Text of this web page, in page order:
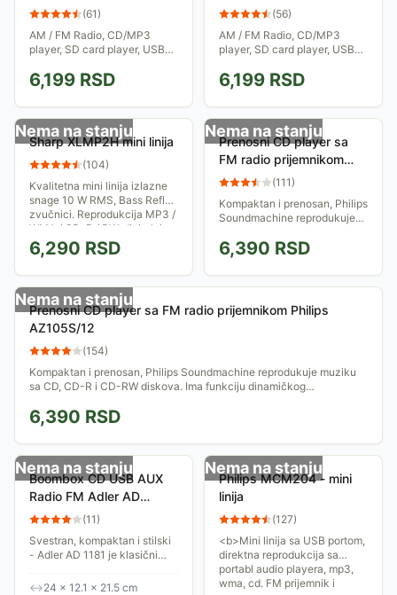
silver
(61)
AM / FM Radio, CD/MP3
player, SD card player, USB
omiljenoj muzici onako kako
vam najviše odgovara.
6,199 RSD
Red
(56)
AM / FM Radio, CD/MP3
player, SD card player, USB
omiljenoj muzici onako kako
vam najviše odgovara.
6,199 RSD
Nema na stanju
Sharp XLMP2H mini linija
(104)
Kvalitetna mini linija izlazne
snage 10 W RMS, Bass Reflex
zvučnici. Reprodukcija MP3 /
WMA / CD-R / RW, digitalni
radio prijemnik, kasetofon.
6,290 RSD
Nema na stanju
Prenosni CD player sa
FM radio prijemnikom
Philips AZ105B/12
(111)
Kompaktan i prenosan, Philips
Soundmachine reprodukuje
diskova. Ima funkciju
dinamičkog pojačavanja
basova, mogućnost...
6,390 RSD
Nema na stanju
Prenosni CD player sa FM radio prijemnikom Philips
AZ105S/12
(154)
Kompaktan i prenosan, Philips Soundmachine reprodukuje muziku
sa CD, CD-R i CD-RW diskova. Ima funkciju dinamičkog
6,390 RSD
Nema na stanju
Boombox CD USB AUX
Radio FM Adler AD
1181BC
(11)
Svestran, kompaktan i stilski
- Adler AD 1181 je klasični
karakteristikama, savršen za
↔24 × 12.1 × 21.5 cm
Nema na stanju
Philips MCM204 - mini
linija
(127)
<b>Mini linija sa USB portom,
direktna reprodukcija sa
portabl audio playera, mp3,
wma, cd. FM prijemnik i